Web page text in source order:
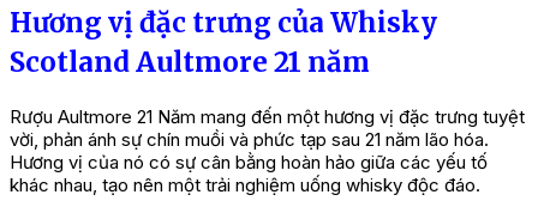
Hương vị đặc trưng của Whisky
Scotland Aultmore 21 năm
Rượu Aultmore 21 Năm mang đến một hương vị đặc trưng tuyệt
vời, phản ánh sự chín muồi và phức tạp sau 21 năm lão hóa.
Hương vị của nó có sự cân bằng hoàn hảo giữa các yếu tố
khác nhau, tạo nên một trải nghiệm uống whisky độc đáo.